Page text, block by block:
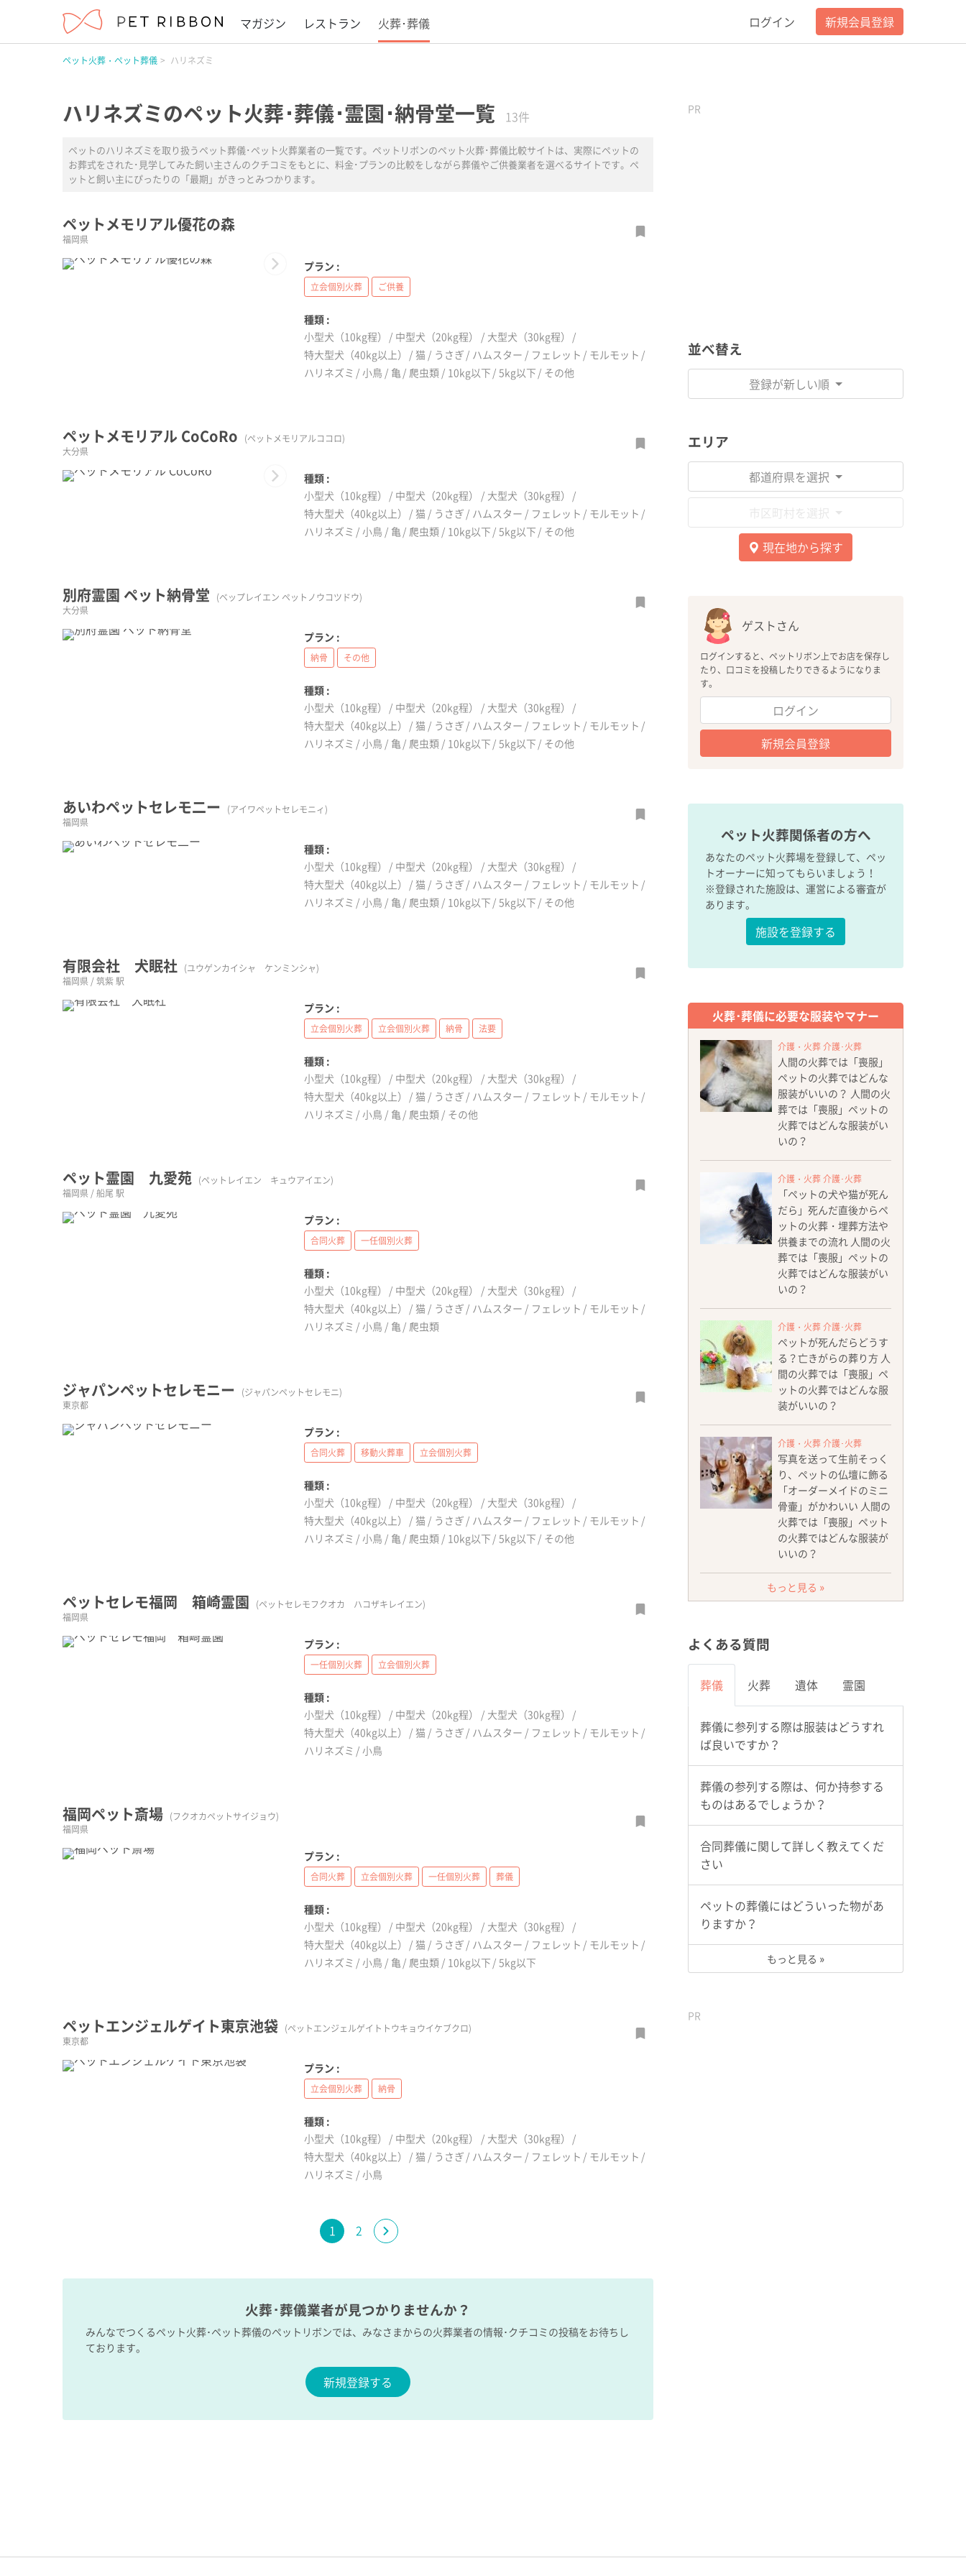
マガジン レストラン 火葬･葬儀 ログイン 新規会員登録
ペット火葬・ペット葬儀 ハリネズミ
ハリネズミのペット火葬･葬儀･霊園･納骨堂一覧 13件
ペットのハリネズミを取り扱うペット葬儀･ペット火葬業者の一覧です。ペットリボンのペット火葬･葬儀比較サイトは、実際にペットの
お葬式をされた･見学してみた飼い主さんのクチコミをもとに、料金･プランの比較をしながら葬儀やご供養業者を選べるサイトです。ペ
ットと飼い主にぴったりの「最期」がきっとみつかります。
ペットメモリアル優花の森
福岡県
Next プラン :
立会個別火葬 ご供養
種類 :
小型犬（10kg程）
中型犬（20kg程）
大型犬（30kg程）
特大型犬（40kg以上）
猫 うさぎ ハムスター フェレット
モルモット
ハリネズミ
小鳥 亀 爬虫類 10kg以下 5kg以下 その他
ペットメモリアル CoCoRo
(ペットメモリアルココロ)
大分県
Next
種類 :
小型犬（10kg程）
中型犬（20kg程）
大型犬（30kg程）
特大型犬（40kg以上）
猫 うさぎ ハムスター フェレット
モルモット
ハリネズミ
小鳥 亀 爬虫類 10kg以下 5kg以下 その他
別府霊園 ペット納骨堂
(ベップレイエン ペットノウコツドウ)
大分県
プラン :
納骨 その他
種類 :
小型犬（10kg程）
中型犬（20kg程）
大型犬（30kg程）
特大型犬（40kg以上）
猫 うさぎ ハムスター フェレット
モルモット
ハリネズミ
小鳥 亀 爬虫類 10kg以下 5kg以下 その他
あいわペットセレモ二ー
(アイワペットセレモニィ)
福岡県
種類 :
小型犬（10kg程）
中型犬（20kg程）
大型犬（30kg程）
特大型犬（40kg以上）
猫 うさぎ ハムスター フェレット
モルモット
ハリネズミ
小鳥 亀 爬虫類 10kg以下 5kg以下 その他
有限会社 犬眠社 (ユウゲンカイシャ ケンミンシャ)
福岡県 / 筑紫 駅
プラン :
立会個別火葬 立会個別火葬 納骨 法要
種類 :
小型犬（10kg程）
中型犬（20kg程）
大型犬（30kg程）
特大型犬（40kg以上）
猫 うさぎ ハムスター フェレット
モルモット
ハリネズミ
小鳥 亀 爬虫類 その他
ペット霊園 九愛苑 (ペットレイエン キュウアイエン)
福岡県 / 船尾 駅
プラン :
合同火葬 一任個別火葬
種類 :
小型犬（10kg程）
中型犬（20kg程）
大型犬（30kg程）
特大型犬（40kg以上）
猫 うさぎ ハムスター フェレット
モルモット
ハリネズミ
小鳥 亀 爬虫類
ジャパンペットセレモニー
(ジャパンペットセレモニ)
東京都
プラン :
合同火葬 移動火葬車 立会個別火葬
種類 :
小型犬（10kg程）
中型犬（20kg程）
大型犬（30kg程）
特大型犬（40kg以上）
猫 うさぎ ハムスター フェレット
モルモット
ハリネズミ
小鳥 亀 爬虫類 10kg以下 5kg以下 その他
ペットセレモ福岡 箱崎霊園
(ペットセレモフクオカ ハコザキレイエン)
福岡県
プラン :
一任個別火葬 立会個別火葬
種類 :
小型犬（10kg程）
中型犬（20kg程）
大型犬（30kg程）
特大型犬（40kg以上）
猫 うさぎ ハムスター フェレット
モルモット
ハリネズミ
小鳥
福岡ペット斎場 (フクオカペットサイジョウ)
福岡県
プラン :
合同火葬 立会個別火葬 一任個別火葬 葬儀
種類 :
小型犬（10kg程）
中型犬（20kg程）
大型犬（30kg程）
特大型犬（40kg以上）
猫 うさぎ ハムスター フェレット
モルモット
ハリネズミ
小鳥 亀 爬虫類 10kg以下 5kg以下
ペットエンジェルゲイト東京池袋 (ペットエンジェルゲイトトウキョウイケブクロ)
東京都
プラン :
立会個別火葬 納骨
種類 :
小型犬（10kg程）
中型犬（20kg程）
大型犬（30kg程）
特大型犬（40kg以上）
猫 うさぎ ハムスター フェレット
モルモット
ハリネズミ
小鳥
1 2
火葬･葬儀業者が見つかりませんか？
みんなでつくるペット火葬･ペット葬儀のペットリボンでは、みなさまからの火葬業者の情報･クチコミの投稿をお待ちし
ております。
新規登録する
PR
並べ替え
登録が新しい順
エリア
都道府県を選択
市区町村を選択
現在地から探す
ゲストさん
ログインすると、ペットリボン上でお店を保存し
たり、口コミを投稿したりできるようになりま
す。
ログイン
新規会員登録
ペット火葬関係者の方へ
あなたのペット火葬場を登録して、ペッ
トオーナーに知ってもらいましょう！
※登録された施設は、運営による審査が
あります。
施設を登録する
火葬･葬儀に必要な服装やマナー
介護・火葬 介護･火葬
人間の火葬では「喪服」
ペットの火葬ではどんな
服装がいいの？ 人間の火
葬では「喪服」ペットの
火葬ではどんな服装がい
いの？
介護・火葬 介護･火葬
「ペットの犬や猫が死ん
だら」死んだ直後からペ
ットの火葬・埋葬方法や
供養までの流れ 人間の火
葬では「喪服」ペットの
火葬ではどんな服装がい
いの？
介護・火葬 介護･火葬
ペットが死んだらどうす
る？亡きがらの葬り方 人
間の火葬では「喪服」ペ
ットの火葬ではどんな服
装がいいの？
介護・火葬 介護･火葬
写真を送って生前そっく
り、ペットの仏壇に飾る
「オーダーメイドのミニ
骨壷」がかわいい 人間の
火葬では「喪服」ペット
の火葬ではどんな服装が
いいの？
もっと見る »
よくある質問
葬儀 火葬 遺体 霊園
葬儀に参列する際は服装はどうすれ
ば良いですか？
葬儀の参列する際は、何か持参する
ものはあるでしょうか？
合同葬儀に関して詳しく教えてくだ
さい
ペットの葬儀にはどういった物があ
りますか？
もっと見る »
PR